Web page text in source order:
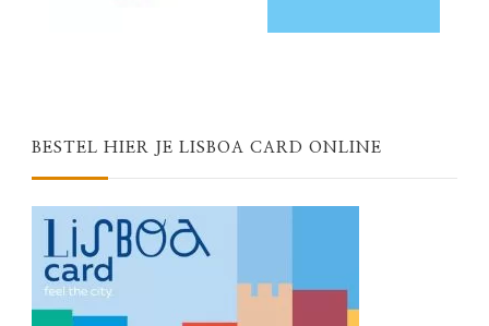
BESTEL HIER JE LISBOA CARD ONLINE